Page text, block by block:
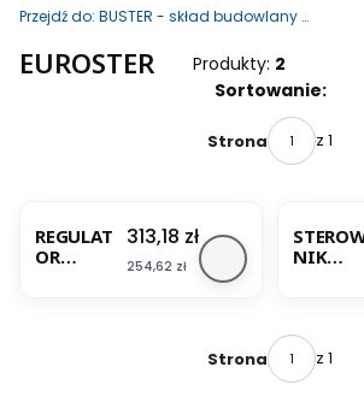
Przejdź do: BUSTER - skład budowlany i sklep internetowy
EUROSTER Produkty: 2
Sortowanie:
Strona z 1
REGULAT
OR
Cena
313,18 zł
Cena
254,62 zł
NIK
R 2006
Strona z 1